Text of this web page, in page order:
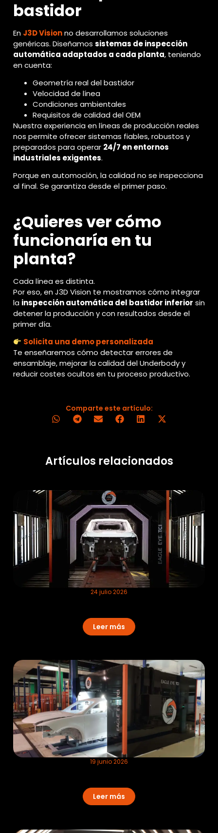
bastidor
En J3D Visionno desarrollamos soluciones
genéricas. Diseñamos sistemas de inspección
automática adaptados a cada planta, teniendo
en cuenta:
Geometría real del bastidor
Velocidad de línea
Condiciones ambientales
Requisitos de calidad del OEM
Nuestra experiencia en líneas de producción reales
nos permite ofrecer sistemas fiables, robustos y
preparados para operar 24/7 en entornos
industriales exigentes.
Porque en automoción, la calidad no se inspecciona
al final. Se garantiza desde el primer paso.
¿Quieres ver cómo
funcionaría en tu
planta?
Cada línea es distinta.
Por eso, en J3D Vision te mostramos cómo integrar
la inspección automática del bastidor inferior sin
detener la producción y con resultados desde el
primer día.
Solicita una demo personalizada
Te enseñaremos cómo detectar errores de
ensamblaje, mejorar la calidad del Underbody y
reducir costes ocultos en tu proceso productivo.
Comparte este artículo:
Artículos relacionados
24 julio 2026
Leer más
19 junio 2026
Leer más